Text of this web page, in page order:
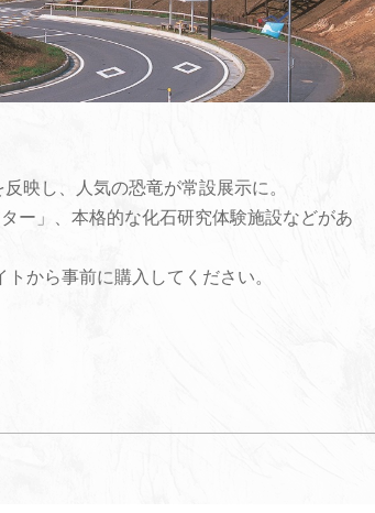
映し、人気の恐竜が常設展示に。
ー」、本格的な化石研究体験施設などがあ
から事前に購入してください。